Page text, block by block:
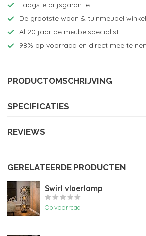
Laagste prijsgarantie
De grootste woon & tuinmeubel
Al 20 jaar de meubelspecialist
98% op voorraad en direct mee te
PRODUCTOMSCHRIJVING
SPECIFICATIES
REVIEWS
GERELATEERDE PRODUCTEN
Swirl vloerlamp
Op voorraad